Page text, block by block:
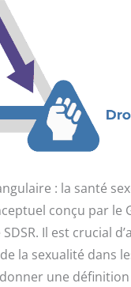
: la santé
conçu par le
Il est crucial
la sexualité dans
une définition